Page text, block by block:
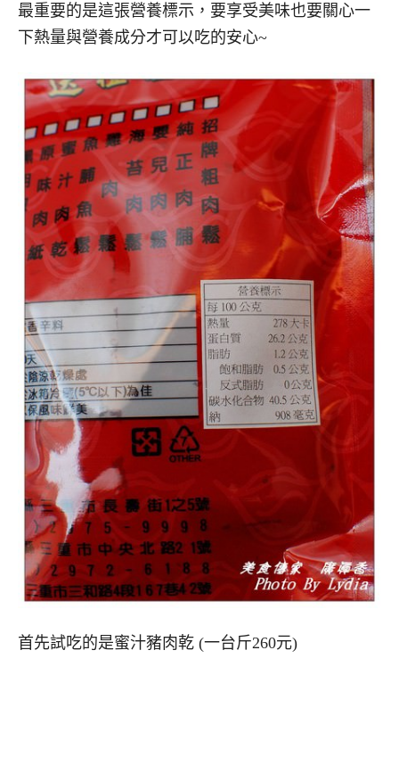
最重要的是這張營養標示，要享受美味也要關心一
下熱量與營養成分才可以吃的安心~
首先試吃的是蜜汁豬肉乾 (一台斤260元)